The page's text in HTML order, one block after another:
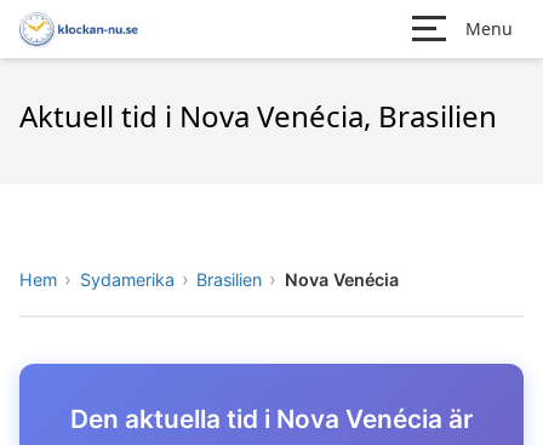
Menu
Aktuell tid i Nova Venécia, Brasilien
Hem Sydamerika Brasilien Nova Venécia
Den aktuella tid i Nova Venécia är